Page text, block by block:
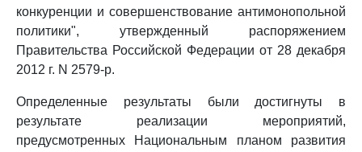
конкуренции и совершенствование антимонопольной
политики", утвержденный распоряжением
Правительства Российской Федерации от 28 декабря
2012 г. N 2579-р.
Определенные результаты были достигнуты в
результате реализации мероприятий,
предусмотренных Национальным планом развития